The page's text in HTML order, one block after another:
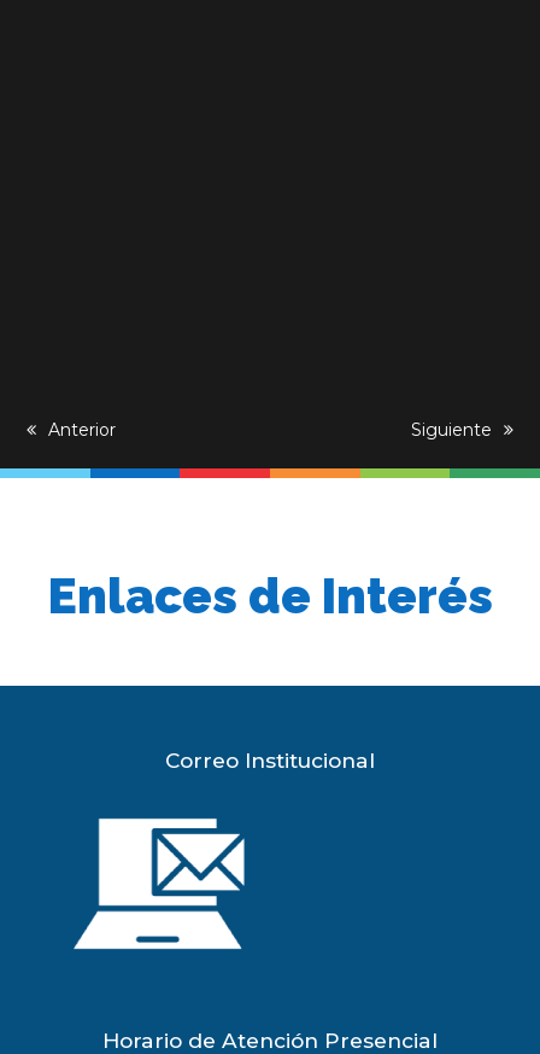
previous
Anterior
next
Siguiente
Enlaces de Interés
Correo Institucional
Horario de Atención Presencial